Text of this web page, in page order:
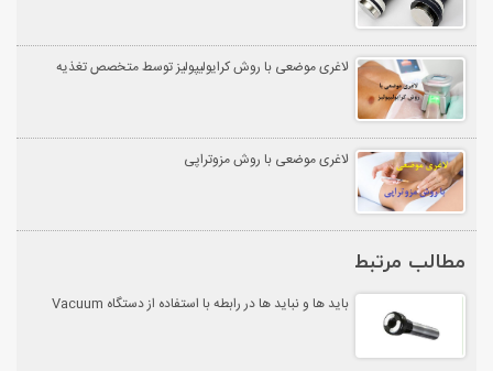
لاغری موضعی با روش کرایولیپولیز توسط متخصص تغذیه
لاغری موضعی با روش مزوتراپی
مطالب مرتبط
باید ها و نباید ها در رابطه با استفاده از دستگاه Vacuum